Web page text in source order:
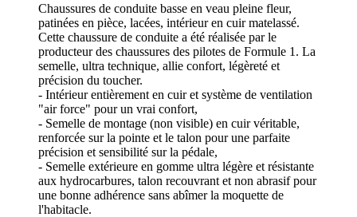
Chaussures de conduite basse en veau pleine fleur,
patinées en pièce, lacées, intérieur en cuir matelassé.
Cette chaussure de conduite a été réalisée par le
producteur des chaussures des pilotes de Formule 1. La
semelle, ultra technique, allie confort, légèreté et
précision du toucher.
- Intérieur entièrement en cuir et système de ventilation
"air force" pour un vrai confort,
- Semelle de montage (non visible) en cuir véritable,
renforcée sur la pointe et le talon pour une parfaite
précision et sensibilité sur la pédale,
- Semelle extérieure en gomme ultra légère et résistante
aux hydrocarbures, talon recouvrant et non abrasif pour
une bonne adhérence sans abîmer la moquette de
l'habitacle.